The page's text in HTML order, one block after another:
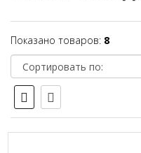
Показано товаров: 8